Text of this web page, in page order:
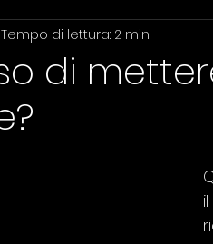
Immobiliare
di
Tempo di lettura: 2 min